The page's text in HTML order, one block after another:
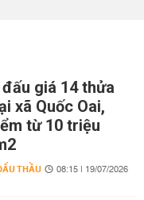
đấu giá 14 thửa
xã Quốc Oai,
từ 10 triệu
THẦU 08:15 | 19/07/2026